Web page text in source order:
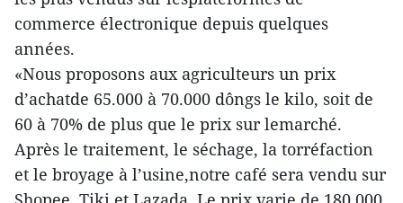
commerce électronique depuis quelques
années.
«Nous proposons aux agriculteurs un prix
d’achatde 65.000 à 70.000 dôngs le kilo, soit de
60 à 70% de plus que le prix sur lemarché.
Après le traitement, le séchage, la torréfaction
et le broyage à l’usine,notre café sera vendu sur